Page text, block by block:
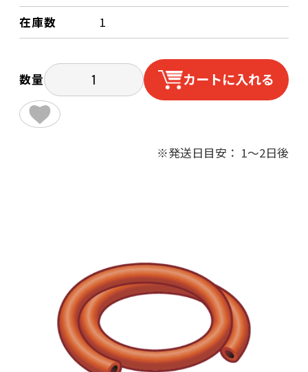
在庫数
1
数量 カートに入れる
※発送日目安： 1～2日後